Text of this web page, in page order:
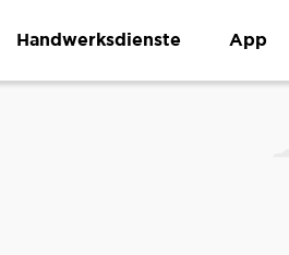
Handwerksdienste App